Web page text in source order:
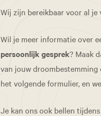
Wij zijn bereikbaar voor al je
Wil je meer informatie over
persoonlijk gesprek? Maak
van jouw droombestemming
het volgende formulier, en
Je kan ons ook bellen